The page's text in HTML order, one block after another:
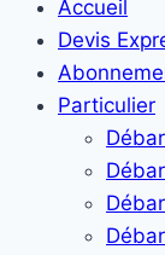
Accueil
Devis
Particulier